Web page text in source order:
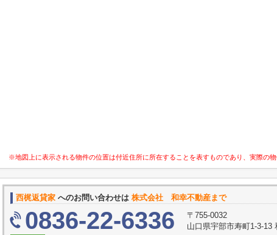
※地図上に表示される物件の位置は付近住所に所在することを表すものであり、実際の物
西梶返貸家 へのお問い合わせは 株式会社 和幸不動産まで
0836-22-6336
〒755-0032
山口県宇部市寿町1-3-13